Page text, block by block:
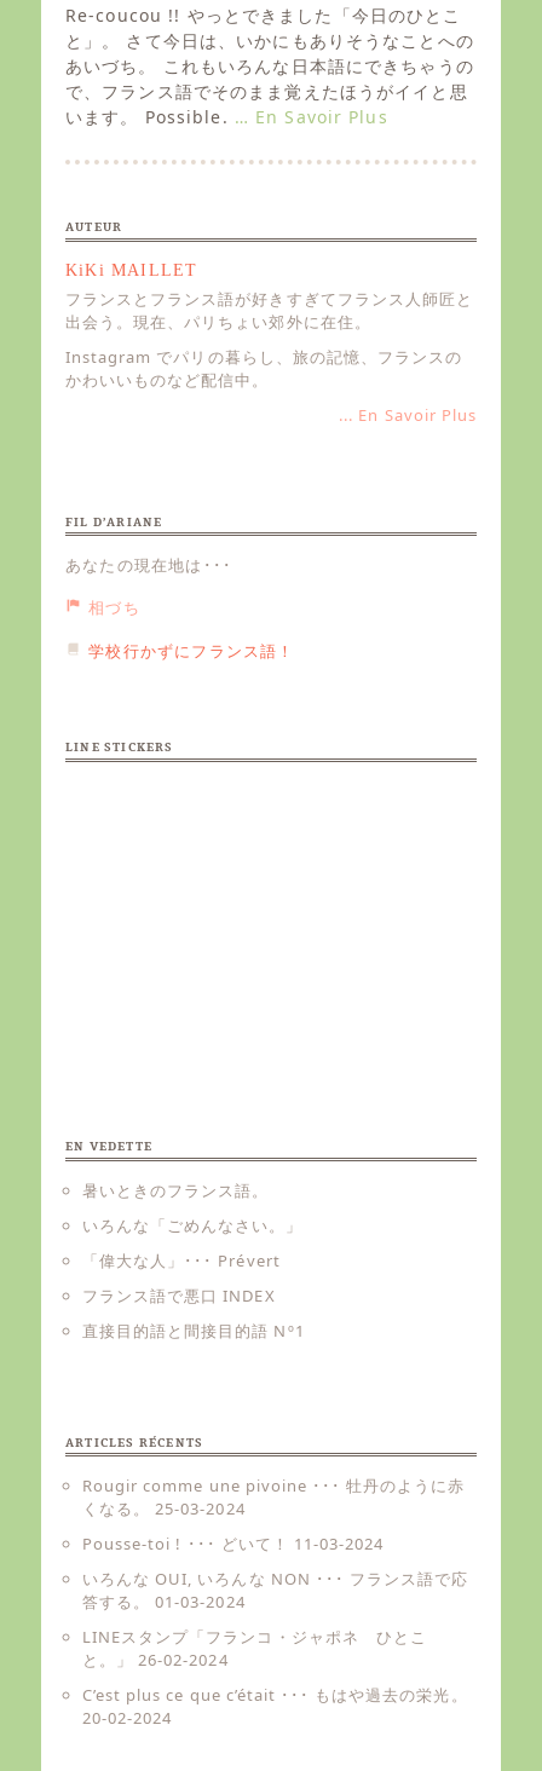
s
t
e
d
o
n
Re-coucou !! やっとできました「今日のひとこ
と」。 さて今日は、いかにもありそうなことへの
あいづち。 これもいろんな日本語にできちゃうの
で、フランス語でそのまま覚えたほうがイイと思
います。 Possible. … En Savoir Plus
AUTEUR
KiKi MAILLET
フランスとフランス語が好きすぎてフランス人師匠と
出会う。現在、パリちょい郊外に在住。
Instagram でパリの暮らし、旅の記憶、フランスの
かわいいものなど配信中。
... En Savoir Plus
FIL D’ARIANE
あなたの現在地は･･･
相づち
学校行かずにフランス語！
LINE STICKERS
EN VEDETTE
暑いときのフランス語。
いろんな「ごめんなさい。」
「偉大な人」･･･ Prévert
フランス語で悪口 INDEX
直接目的語と間接目的語 Nº1
ARTICLES RÉCENTS
Rougir comme une pivoine ･･･ 牡丹のように赤
くなる。
25-03-2024
Pousse-toi ! ･･･ どいて！
11-03-2024
いろんな OUI, いろんな NON ･･･ フランス語で応
答する。
01-03-2024
LINEスタンプ「フランコ・ジャポネ ひとこ
と。」
26-02-2024
C’est plus ce que c’était ･･･ もはや過去の栄光。
20-02-2024